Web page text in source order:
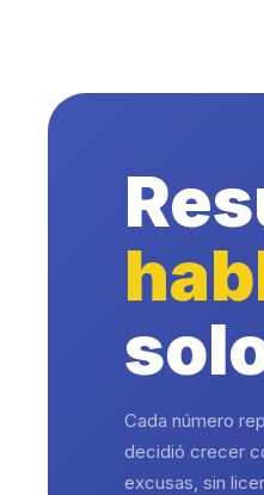
Cada número
decidió crecer
excusas, sin